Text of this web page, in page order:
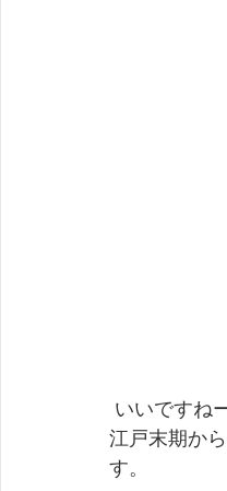
いいですね
江戸末期か
す。